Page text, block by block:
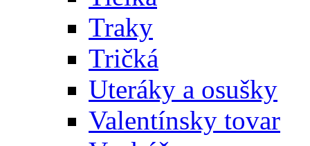
Traky
Tričká
Uteráky a osušky
Valentínsky tovar